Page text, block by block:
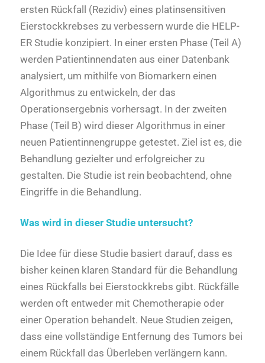
ersten Rückfall (Rezidiv) eines platinsensitiven
Eierstockkrebses zu verbessern wurde die HELP-
ER Studie konzipiert. In einer ersten Phase (Teil A)
werden Patientinnendaten aus einer Datenbank
analysiert, um mithilfe von Biomarkern einen
Algorithmus zu entwickeln, der das
Operationsergebnis vorhersagt. In der zweiten
Phase (Teil B) wird dieser Algorithmus in einer
neuen Patientinnengruppe getestet. Ziel ist es, die
Behandlung gezielter und erfolgreicher zu
gestalten. Die Studie ist rein beobachtend, ohne
Eingriffe in die Behandlung.
Was wird in dieser Studie untersucht?
Die Idee für diese Studie basiert darauf, dass es
bisher keinen klaren Standard für die Behandlung
eines Rückfalls bei Eierstockkrebs gibt. Rückfälle
werden oft entweder mit Chemotherapie oder
einer Operation behandelt. Neue Studien zeigen,
dass eine vollständige Entfernung des Tumors bei
einem Rückfall das Überleben verlängern kann.